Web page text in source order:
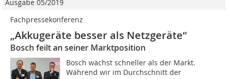
Ausgabe 05/2019
Fachpressekonferenz
„Akkugeräte besser als Netzgeräte“
Bosch feilt an seiner Marktposition
Bosch wächst schneller als der Markt.
Während wir im Durchschnitt der